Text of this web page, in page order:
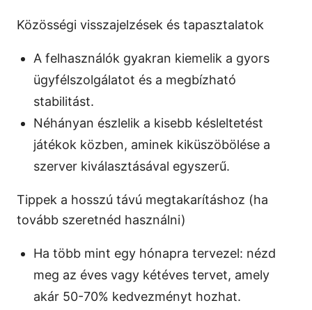
Közösségi visszajelzések és tapasztalatok
A felhasználók gyakran kiemelik a gyors
ügyfélszolgálatot és a megbízható
stabilitást.
Néhányan észlelik a kisebb késleltetést
játékok közben, aminek kiküszöbölése a
szerver kiválasztásával egyszerű.
Tippek a hosszú távú megtakarításhoz (ha
tovább szeretnéd használni)
Ha több mint egy hónapra tervezel: nézd
meg az éves vagy kétéves tervet, amely
akár 50-70% kedvezményt hozhat.